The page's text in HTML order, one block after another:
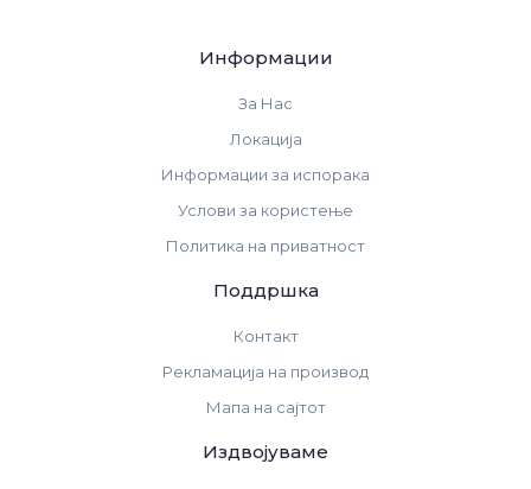
Информации
За Нас
Локација
Информации за испорака
Услови за користење
Политика на приватност
Поддршка
Контакт
Рекламација на производ
Мапа на сајтот
Издвојуваме